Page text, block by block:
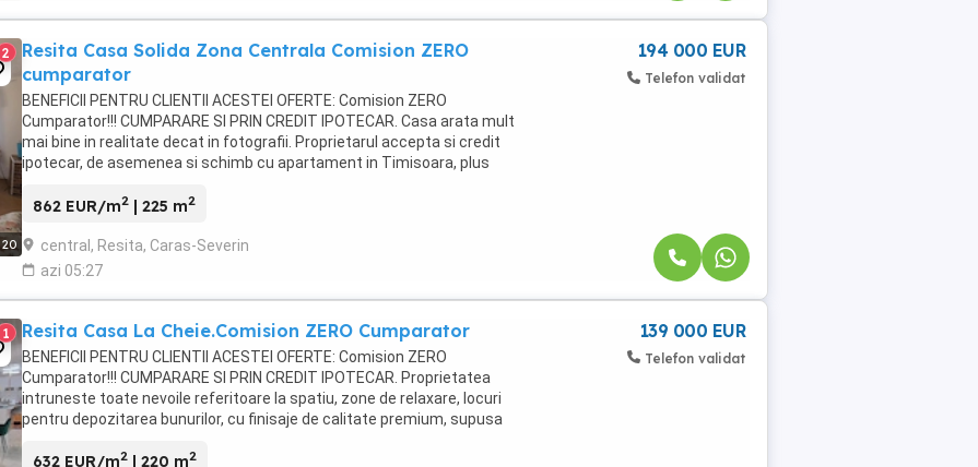
20
2
Resita Casa Solida Zona Centrala Comision ZERO
cumparator
BENEFICII PENTRU CLIENTII ACESTEI OFERTE: Comision ZERO
Cumparator!!! CUMPARARE SI PRIN CREDIT IPOTECAR. Casa arata mult
mai bine in realitate decat in fotografii. Proprietarul accepta si credit
ipotecar, de asemenea si schimb cu apartament in Timisoara, plus
862 EUR/m2 | 225 m2
central, Resita, Caras-Severin
azi 05:27
194 000 EUR
Telefon validat
1 Resita Casa La Cheie.Comision ZERO Cumparator
BENEFICII PENTRU CLIENTII ACESTEI OFERTE: Comision ZERO
Cumparator!!! CUMPARARE SI PRIN CREDIT IPOTECAR. Proprietatea
intruneste toate nevoile referitoare la spatiu, zone de relaxare, locuri
pentru depozitarea bunurilor, cu finisaje de calitate premium, supusa
632 EUR/m2 | 220 m2
139 000 EUR
Telefon validat